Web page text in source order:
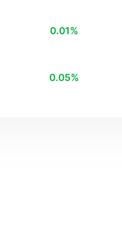
0.01%
0.05%